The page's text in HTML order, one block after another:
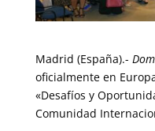
Madrid (España).-
oficialmente en
«Desafíos y
Comunidad